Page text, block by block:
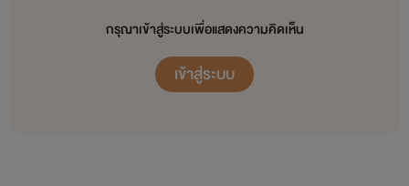
กรุณาเข้าสู่ระบบเพื่อแสดงความคิดเห็น
เข้าสู่ระบบ